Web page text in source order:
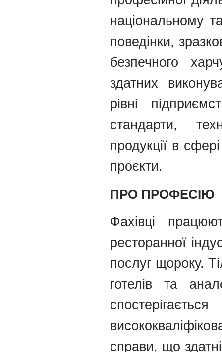
національному
поведінки,
безпечного
здатних
рівні
стандарти,
продукції в
проєкти.
ПРО ПРОФЕСІЮ
Фахівці
ресторанної
послуг щороку.
готелів та
справи, що